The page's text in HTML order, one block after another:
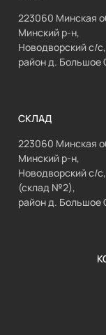
223060 Минская
Минский р-н,
Новодворский с/
район д. Большое
СКЛАД
223060 Минская
Минский р-н,
Новодворский с/
(склад №2),
район д. Большое